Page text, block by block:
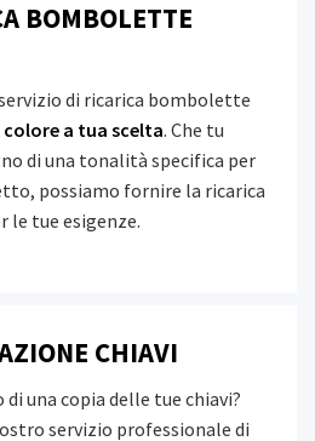
BOMBOLETTE
di ricarica bombolette
colore a tua scelta. Che tu
di una tonalità specifica per
possiamo fornire la ricarica
le tue esigenze.
CHIAVI
di una copia delle tue chiavi?
servizio professionale di